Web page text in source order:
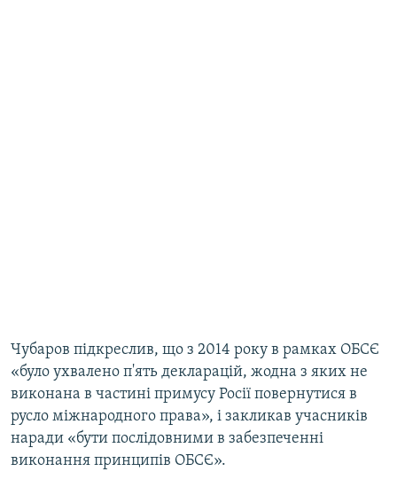
Чубаров підкреслив, що з 2014 року в рамках ОБСЄ
«було ухвалено п'ять декларацій, жодна з яких не
виконана в частині примусу Росії повернутися в
русло міжнародного права», і закликав учасників
наради «бути послідовними в забезпеченні
виконання принципів ОБСЄ».